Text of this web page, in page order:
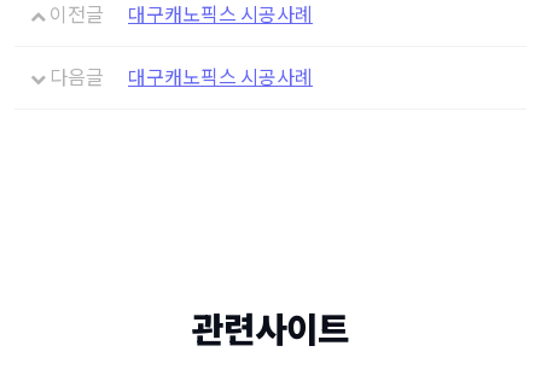
이전글 대구캐노픽스 시공사례
다음글 대구캐노픽스 시공사례
관련사이트